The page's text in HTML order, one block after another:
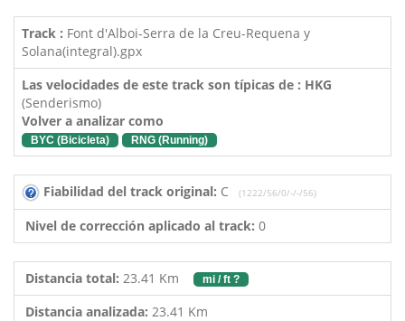
Track : Font d'Alboi-Serra de la Creu-Requena y
Solana(integral).gpx
Las velocidades de este track son típicas de : HKG
(Senderismo)
Volver a analizar como
BYC (Bicicleta) RNG (Running)
Fiabilidad del track original: C (1222/56/0/-/-/56)
Nivel de corrección aplicado al track: 0
Distancia total: 23.41 Km mi / ft ?
Distancia analizada: 23.41 Km